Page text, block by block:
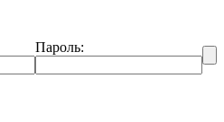
Пароль: